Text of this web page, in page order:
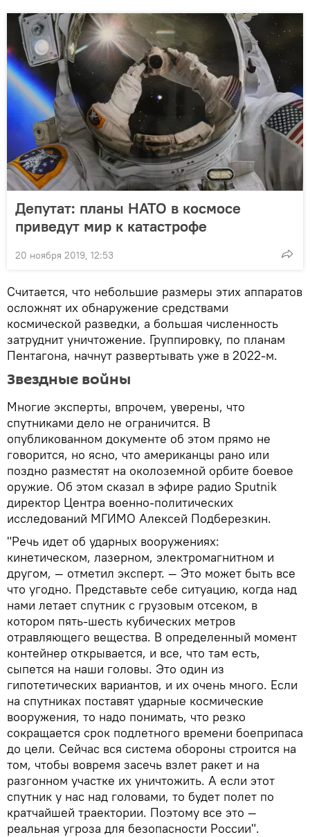
Депутат: планы НАТО в космосе
приведут мир к катастрофе
20 ноября 2019, 12:53
Считается, что небольшие размеры этих аппаратов
осложнят их обнаружение средствами
космической разведки, а большая численность
затруднит уничтожение. Группировку, по планам
Пентагона, начнут развертывать уже в 2022-м.
Звездные войны
Многие эксперты, впрочем, уверены, что
спутниками дело не ограничится. В
опубликованном документе об этом прямо не
говорится, но ясно, что американцы рано или
поздно разместят на околоземной орбите боевое
оружие. Об этом сказал в эфире радио Sputnik
директор Центра военно-политических
исследований МГИМО Алексей Подберезкин.
"Речь идет об ударных вооружениях:
кинетическом, лазерном, электромагнитном и
другом, — отметил эксперт. — Это может быть все
что угодно. Представьте себе ситуацию, когда над
нами летает спутник с грузовым отсеком, в
котором пять-шесть кубических метров
отравляющего вещества. В определенный момент
контейнер открывается, и все, что там есть,
сыпется на наши головы. Это один из
гипотетических вариантов, и их очень много. Если
на спутниках поставят ударные космические
вооружения, то надо понимать, что резко
сокращается срок подлетного времени боеприпаса
до цели. Сейчас вся система обороны строится на
том, чтобы вовремя засечь взлет ракет и на
разгонном участке их уничтожить. А если этот
спутник у нас над головами, то будет полет по
кратчайшей траектории. Поэтому все это —
реальная угроза для безопасности России".